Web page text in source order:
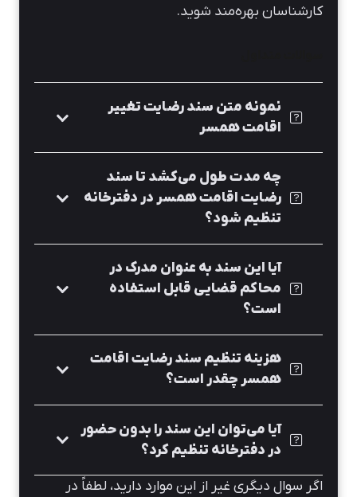
کارشناسان بهره‌مند شوید.
نمونه متن سند رضایت تغییر
اقامت همسر
چه مدت طول می‌کشد تا سند
رضایت اقامت همسر در دفترخانه
تنظیم شود؟
آیا این سند به عنوان مدرک در
محاکم قضایی قابل استفاده
است؟
هزینه تنظیم سند رضایت اقامت
همسر چقدر است؟
آیا می‌توان این سند را بدون حضور
در دفترخانه تنظیم کرد؟
اگر سوال دیگری غیر از این موارد دارید، لطفاً در